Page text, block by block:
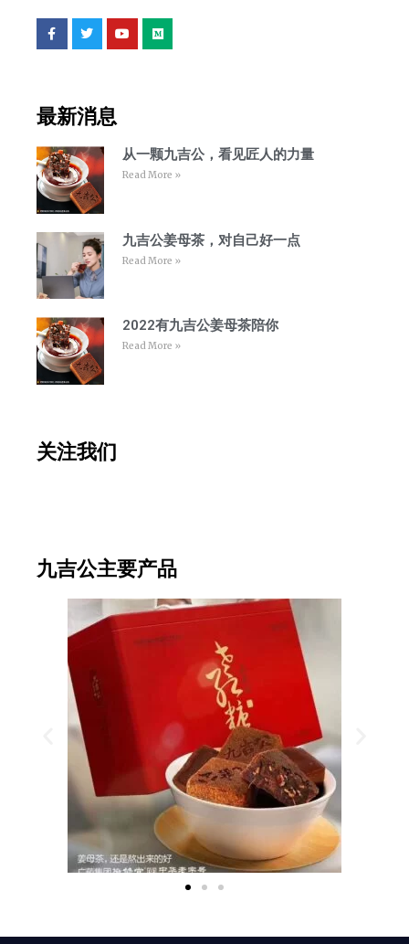
F
a
c
k
T
w
i
Y
o
u
M
e
d
最新消息
从一颗九吉公，看见匠人的力量
Read More »
九吉公姜母茶，对自己好一点
Read More »
2022有九吉公姜母茶陪你
Read More »
关注我们
九吉公主要产品